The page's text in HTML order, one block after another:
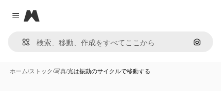
Close menu
Magnific
画像で
ホーム/ストック/写真/光は振動のサイクルで移動する